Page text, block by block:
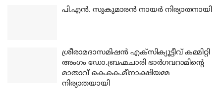
പി.എന്‍. സുകുമാരന്‍ നായര്‍ നിര്യാതനായി
ശ്രീരാമദാസമിഷന്‍ എക്‌സിക്യൂട്ടീവ് കമ്മിറ്റി
അംഗം ഡോ.ബ്രഹ്മചാരി ഭാര്‍ഗവറാമിന്റെ
മാതാവ് കെ.കെ.മീനാക്ഷിയമ്മ
നിര്യാതയായി